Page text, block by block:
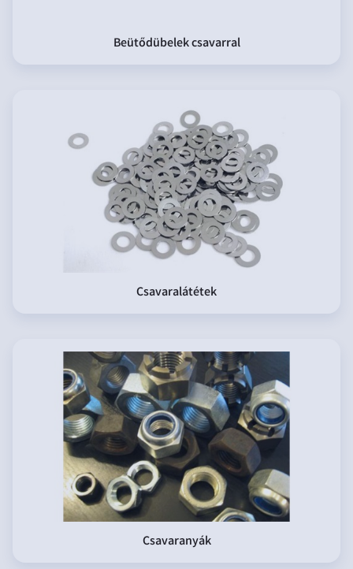
Beütődübelek csavarral
Csavaralátétek
Csavaranyák